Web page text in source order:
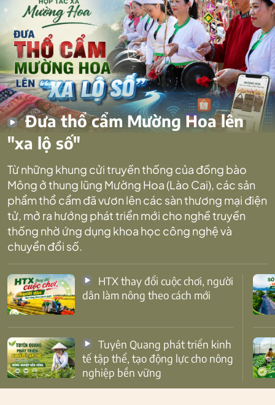
Đưa thổ cẩm Mường Hoa lên
"xa lộ số"
Từ những khung cửi truyền thống của đồng bào
Mông ở thung lũng Mường Hoa (Lào Cai), các sản
phẩm thổ cẩm đã vươn lên các sàn thương mại điện
tử, mở ra hướng phát triển mới cho nghề truyền
thống nhờ ứng dụng khoa học công nghệ và
chuyển đổi số.
dân làm nông theo cách mới
tế tập thể, tạo động lực cho nông
nghiệp bền vững